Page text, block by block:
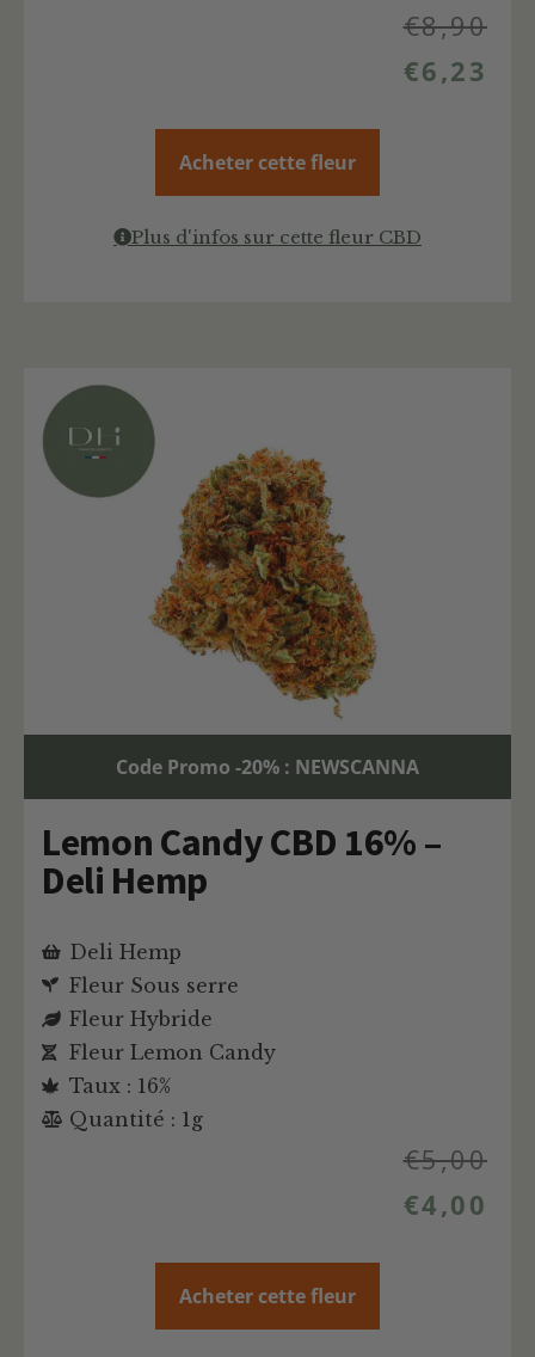
€8,90
€6,23
Acheter cette fleur
Plus d'infos sur cette fleur CBD
Code Promo -20% : NEWSCANNA
Lemon Candy CBD 16% –
Deli Hemp
Deli Hemp
Fleur Sous serre
Fleur Hybride
Fleur Lemon Candy
Taux : 16%
Quantité : 1g
€5,00
€4,00
Acheter cette fleur